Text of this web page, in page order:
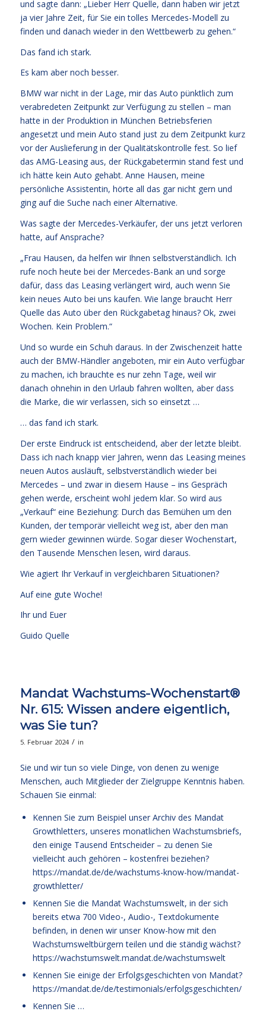
und sagte dann: „Lieber Herr Quelle, dann haben wir jetzt
ja vier Jahre Zeit, für Sie ein tolles Mercedes-Modell zu
finden und danach wieder in den Wettbewerb zu gehen.“
Das fand ich stark.
Es kam aber noch besser.
BMW war nicht in der Lage, mir das Auto pünktlich zum
verabredeten Zeitpunkt zur Verfügung zu stellen – man
hatte in der Produktion in München Betriebsferien
angesetzt und mein Auto stand just zu dem Zeitpunkt kurz
vor der Auslieferung in der Qualitätskontrolle fest. So lief
das AMG-Leasing aus, der Rückgabetermin stand fest und
ich hätte kein Auto gehabt. Anne Hausen, meine
persönliche Assistentin, hörte all das gar nicht gern und
ging auf die Suche nach einer Alternative.
Was sagte der Mercedes-Verkäufer, der uns jetzt verloren
hatte, auf Ansprache?
„Frau Hausen, da helfen wir Ihnen selbstverständlich. Ich
rufe noch heute bei der Mercedes-Bank an und sorge
dafür, dass das Leasing verlängert wird, auch wenn Sie
kein neues Auto bei uns kaufen. Wie lange braucht Herr
Quelle das Auto über den Rückgabetag hinaus? Ok, zwei
Wochen. Kein Problem.“
Und so wurde ein Schuh daraus. In der Zwischenzeit hatte
auch der BMW-Händler angeboten, mir ein Auto verfügbar
zu machen, ich brauchte es nur zehn Tage, weil wir
danach ohnehin in den Urlaub fahren wollten, aber dass
die Marke, die wir verlassen, sich so einsetzt …
… das fand ich stark.
Der erste Eindruck ist entscheidend, aber der letzte bleibt.
Dass ich nach knapp vier Jahren, wenn das Leasing meines
neuen Autos ausläuft, selbstverständlich wieder bei
Mercedes – und zwar in diesem Hause – ins Gespräch
gehen werde, erscheint wohl jedem klar. So wird aus
„Verkauf“ eine Beziehung: Durch das Bemühen um den
Kunden, der temporär vielleicht weg ist, aber den man
gern wieder gewinnen würde. Sogar dieser Wochenstart,
den Tausende Menschen lesen, wird daraus.
Wie agiert Ihr Verkauf in vergleichbaren Situationen?
Auf eine gute Woche!
Ihr und Euer
Guido Quelle
Mandat Wachstums-Wochenstart®
Nr. 615: Wissen andere eigentlich,
was Sie tun?
5. Februar 2024 / in
Sie und wir tun so viele Dinge, von denen zu wenige
Menschen, auch Mitglieder der Zielgruppe Kenntnis haben.
Schauen Sie einmal:
Kennen Sie zum Beispiel unser Archiv des Mandat
Growthletters, unseres monatlichen Wachstumsbriefs,
den einige Tausend Entscheider – zu denen Sie
vielleicht auch gehören – kostenfrei beziehen?
https://mandat.de/de/wachstums-know-how/mandat-
growthletter/
Kennen Sie die Mandat Wachstumswelt, in der sich
bereits etwa 700 Video-, Audio-, Textdokumente
befinden, in denen wir unser Know-how mit den
Wachstumsweltbürgern teilen und die ständig wächst?
https://wachstumswelt.mandat.de/wachstumswelt
Kennen Sie einige der Erfolgsgeschichten von Mandat?
https://mandat.de/de/testimonials/erfolgsgeschichten/
Kennen Sie …